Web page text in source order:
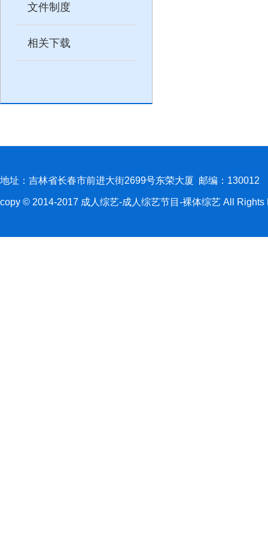
文件制度
相关下载
地址：吉林省长春市前进大街2699号东荣大厦 邮编：130012
copy © 2014-2017 成人综艺-成人综艺节目-裸体综艺 All Rights